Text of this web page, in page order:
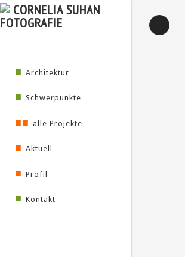
■ Architektur
■ Schwerpunkte
■■ alle Projekte
■ Aktuell
■ Profil
■ Kontakt